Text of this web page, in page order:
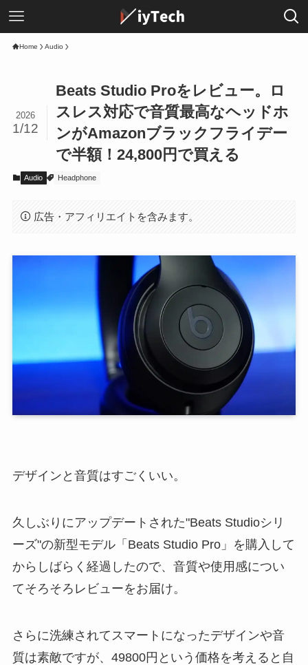
Home Audio
Beats Studio Proをレビュー。ロ
スレス対応で音質最高なヘッドホ
ンがAmazonブラックフライデー
で半額！24,800円で買える
2026
1/12
Audio Headphone
広告・アフィリエイトを含みます。
デザインと音質はすごくいい。
久しぶりにアップデートされた"Beats Studioシリ
ーズ"の新型モデル「Beats Studio Pro」を購入して
からしばらく経過したので、音質や使用感につい
てそろそろレビューをお届け。
さらに洗練されてスマートになったデザインや音
質は素敵ですが、49800円という価格を考えると自